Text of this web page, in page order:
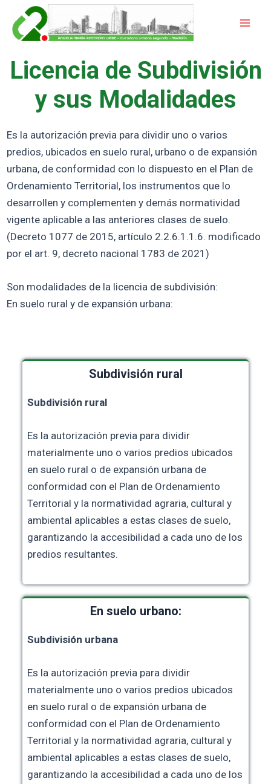
contenido
Licencia de Subdivisión
y sus Modalidades
Es la autorización previa para dividir uno o varios
predios, ubicados en suelo rural, urbano o de expansión
urbana, de conformidad con lo dispuesto en el Plan de
Ordenamiento Territorial, los instrumentos que lo
desarrollen y complementen y demás normatividad
vigente aplicable a las anteriores clases de suelo.
(Decreto 1077 de 2015, artículo 2.2.6.1.1.6. modificado
por el art. 9, decreto nacional 1783 de 2021)
Son modalidades de la licencia de subdivisión:
En suelo rural y de expansión urbana:
Subdivisión rural
Subdivisión rural
Es la autorización previa para dividir
materialmente uno o varios predios ubicados
en suelo rural o de expansión urbana de
conformidad con el Plan de Ordenamiento
Territorial y la normatividad agraria, cultural y
ambiental aplicables a estas clases de suelo,
garantizando la accesibilidad a cada uno de los
predios resultantes.
En suelo urbano:
Subdivisión urbana
Es la autorización previa para dividir
materialmente uno o varios predios ubicados
en suelo rural o de expansión urbana de
conformidad con el Plan de Ordenamiento
Territorial y la normatividad agraria, cultural y
ambiental aplicables a estas clases de suelo,
garantizando la accesibilidad a cada uno de los